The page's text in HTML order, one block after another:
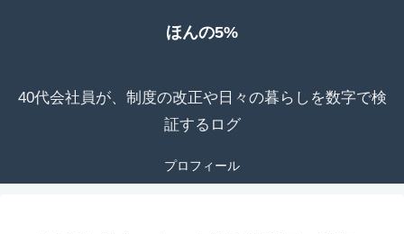
ほんの5%
40代会社員が、制度の改正や日々の暮らしを数字で検
証するログ
プロフィール